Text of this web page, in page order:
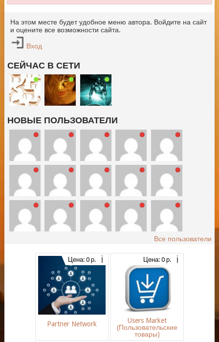
На этом месте будет удобное меню автора. Войдите на сайт
и оцените все возможности сайта.
Вход
СЕЙЧАС В СЕТИ
НОВЫЕ ПОЛЬЗОВАТЕЛИ
Все пользователи
Цена: 0 р.
Partner Network
Цена: 0 р.
Users Market
(Пользовательские
товары)